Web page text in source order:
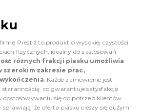
Prestiż to produkt o wysokiej czystości
fizycznych, idealny do zastosowań
różnych frakcji piasku umożliwia
szerokim zakresie prac,
. Każde zamówienie jest
co gwarantuje satysfakcję
dostosowywaniu się do potrzeb klientów
że oferta piasku cieszy się dużym